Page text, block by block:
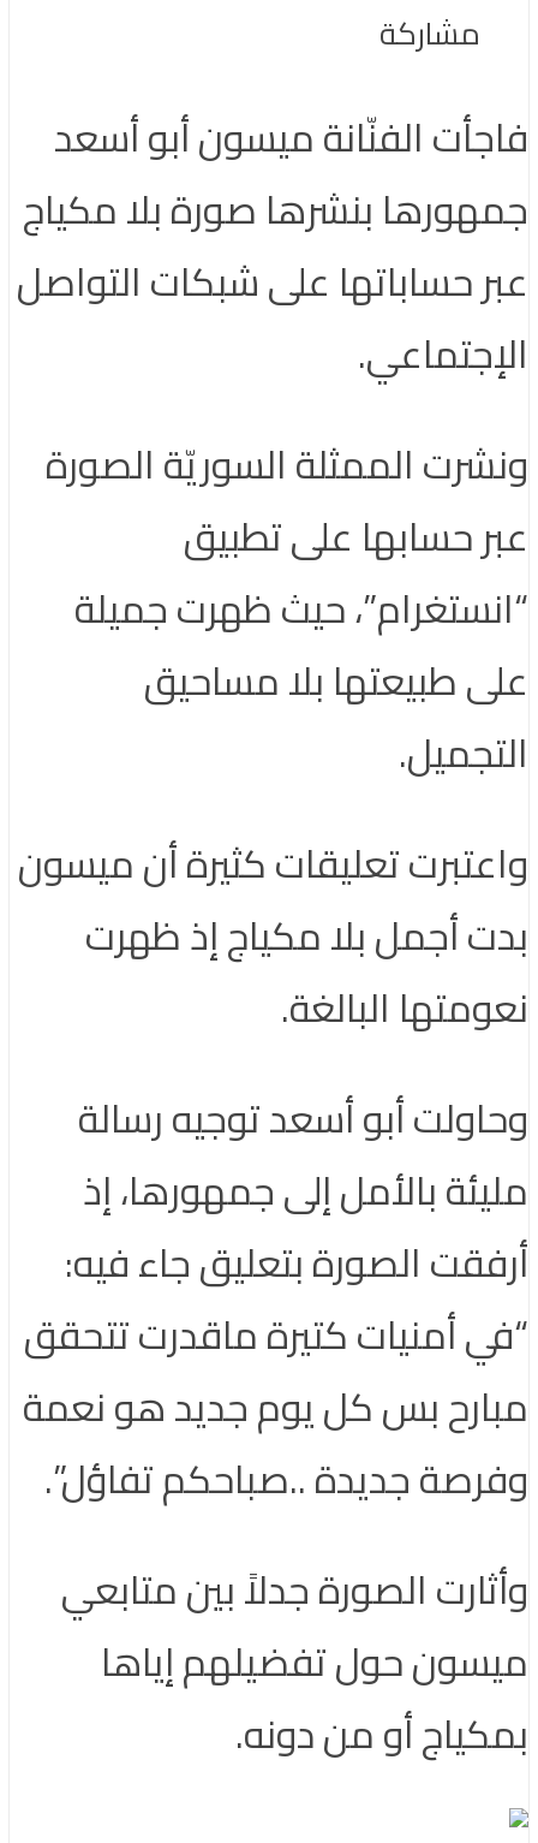
مشاركة
الفنّانة ميسون أبو أسعد
بنشرها صورة بلا مكياج
حساباتها على شبكات التواصل
الممثلة السوريّة الصورة
حسابها على تطبيق
حيث ظهرت جميلة
طبيعتها بلا مساحيق
تعليقات كثيرة أن ميسون
أجمل بلا مكياج إذ ظهرت
البالغة.
أبو أسعد توجيه رسالة
بالأمل إلى جمهورها، إذ
الصورة بتعليق جاء فيه:
أمنيات كتيرة ماقدرت تتحقق
بس كل يوم جديد هو نعمة
جديدة ..صباحكم تفاؤل”.
الصورة جدلاً بين متابعي
حول تفضيلهم إياها
أو من دونه.